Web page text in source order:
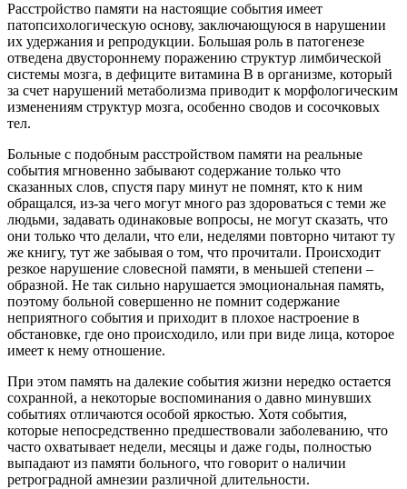
Расстройство памяти на настоящие события имеет
патопсихологическую основу, заключающуюся в нарушении
их удержания и репродукции. Большая роль в патогенезе
отведена двустороннему поражению структур лимбической
системы мозга, в дефиците витамина В в организме, который
за счет нарушений метаболизма приводит к морфологическим
изменениям структур мозга, особенно сводов и сосочковых
тел.
Больные с подобным расстройством памяти на реальные
события мгновенно забывают содержание только что
сказанных слов, спустя пару минут не помнят, кто к ним
обращался, из-за чего могут много раз здороваться с теми же
людьми, задавать одинаковые вопросы, не могут сказать, что
они только что делали, что ели, неделями повторно читают ту
же книгу, тут же забывая о том, что прочитали. Происходит
резкое нарушение словесной памяти, в меньшей степени –
образной. Не так сильно нарушается эмоциональная память,
поэтому больной совершенно не помнит содержание
неприятного события и приходит в плохое настроение в
обстановке, где оно происходило, или при виде лица, которое
имеет к нему отношение.
При этом память на далекие события жизни нередко остается
сохранной, а некоторые воспоминания о давно минувших
событиях отличаются особой яркостью. Хотя события,
которые непосредственно предшествовали заболеванию, что
часто охватывает недели, месяцы и даже годы, полностью
выпадают из памяти больного, что говорит о наличии
ретроградной амнезии различной длительности.